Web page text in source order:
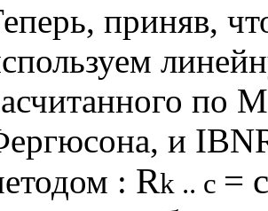
приняв,
по
и
: Rk .. c =